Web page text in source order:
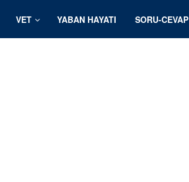
VET YABAN HAYATI SORU-CEVAP